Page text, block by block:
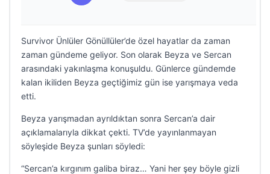
Survivor Ünlüler Gönüllüler’de özel hayatlar da zaman
zaman gündeme geliyor. Son olarak Beyza ve Sercan
arasındaki yakınlaşma konuşuldu. Günlerce gündemde
kalan ikiliden Beyza geçtiğimiz gün ise yarışmaya veda
etti.
Beyza yarışmadan ayrıldıktan sonra Sercan’a dair
açıklamalarıyla dikkat çekti. TV’de yayınlanmayan
söyleşide Beyza şunları söyledi:
“Sercan’a kırgınım galiba biraz… Yani her şey böyle gizli